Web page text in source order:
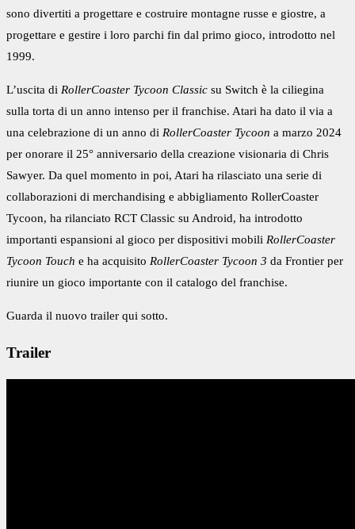
sono divertiti a progettare e costruire montagne russe e giostre, a
progettare e gestire i loro parchi fin dal primo gioco, introdotto nel
1999.
L’uscita di RollerCoaster Tycoon Classic su Switch è la ciliegina
sulla torta di un anno intenso per il franchise. Atari ha dato il via a
una celebrazione di un anno di RollerCoaster Tycoon a marzo 2024
per onorare il 25° anniversario della creazione visionaria di Chris
Sawyer. Da quel momento in poi, Atari ha rilasciato una serie di
collaborazioni di merchandising e abbigliamento RollerCoaster
Tycoon, ha rilanciato RCT Classic su Android, ha introdotto
importanti espansioni al gioco per dispositivi mobili RollerCoaster
Tycoon Touch e ha acquisito RollerCoaster Tycoon 3 da Frontier per
riunire un gioco importante con il catalogo del franchise.
Guarda il nuovo trailer qui sotto.
Trailer